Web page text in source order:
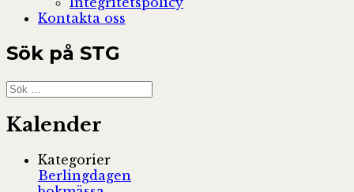
Kontakta oss
Sök på STG
Sök
efter:
Kalender
Kategorier
Berlingdagen